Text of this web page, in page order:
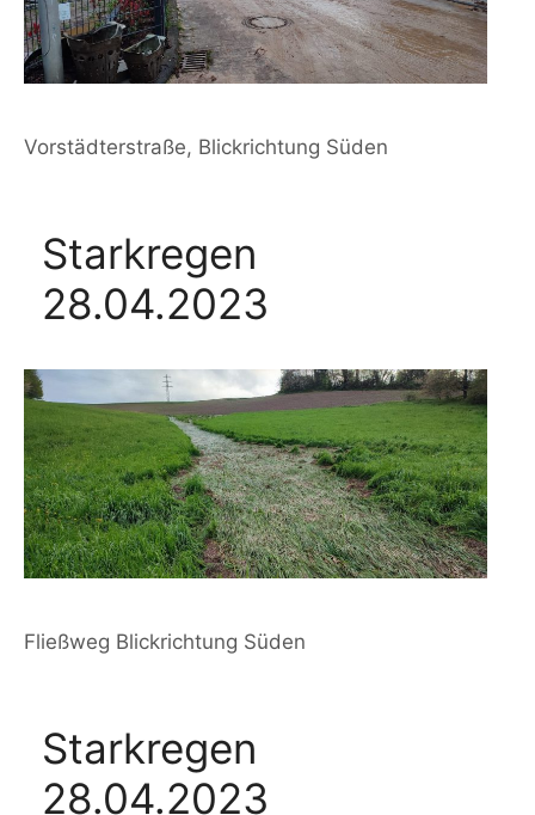
Vorstädterstraße, Blickrichtung Süden
Starkregen
28.04.2023
Fließweg Blickrichtung Süden
Starkregen
28.04.2023